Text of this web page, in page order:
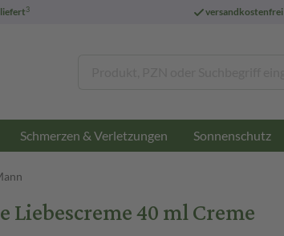
3 versandkostenfrei
Schmerzen & Verletzungen Sonnenschutz
Liebescreme 40 ml Creme